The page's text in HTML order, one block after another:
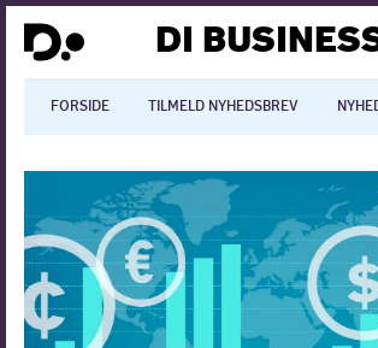
DI
FORSIDE TILMELD NYHEDSBREV
Dansk økonomi
Digitalisering
International økonomi